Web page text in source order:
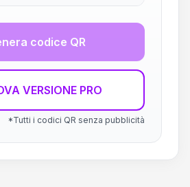
codice QR
VERSIONE PRO
*Tutti i codici QR senza pubblicità